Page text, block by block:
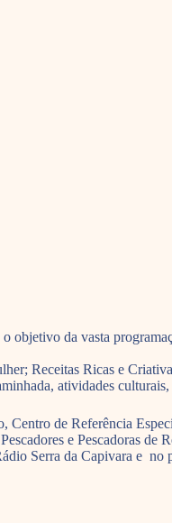
objetivo da vasta
Receitas Ricas e
atividades culturais,
Centro de Referência
e Pescadoras de
Serra da Capivara e